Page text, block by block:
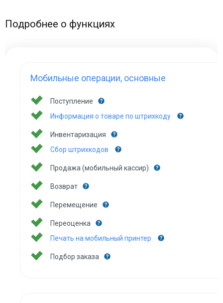
Подробнее о функциях
Мобильные операции, основные
Поступление
Информация о товаре по штрихкоду
Инвентаризация
Сбор штрихкодов
Продажа (мобильный кассир)
Возврат
Перемещение
Переоценка
Печать на мобильный принтер
Подбор заказа